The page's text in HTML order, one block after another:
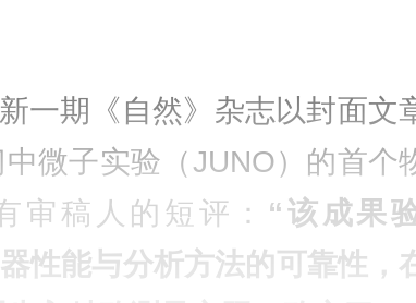
一期《自然》杂志以封面文
微子实验（JUNO）的首个
审稿人的短评： “该成果
性能与分析方法的可靠性，